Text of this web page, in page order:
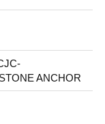
ANCHOR